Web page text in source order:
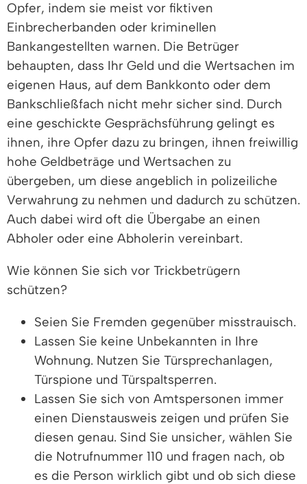
Opfer, indem sie meist vor fiktiven
Einbrecherbanden oder kriminellen
Bankangestellten warnen. Die Betrüger
behaupten, dass Ihr Geld und die Wertsachen im
eigenen Haus, auf dem Bankkonto oder dem
Bankschließfach nicht mehr sicher sind. Durch
eine geschickte Gesprächsführung gelingt es
ihnen, ihre Opfer dazu zu bringen, ihnen freiwillig
hohe Geldbeträge und Wertsachen zu
übergeben, um diese angeblich in polizeiliche
Verwahrung zu nehmen und dadurch zu schützen.
Auch dabei wird oft die Übergabe an einen
Abholer oder eine Abholerin vereinbart.
Wie können Sie sich vor Trickbetrügern
schützen?
Seien Sie Fremden gegenüber misstrauisch.
Lassen Sie keine Unbekannten in Ihre
Wohnung. Nutzen Sie Türsprechanlagen,
Türspione und Türspaltsperren.
Lassen Sie sich von Amtspersonen immer
einen Dienstausweis zeigen und prüfen Sie
diesen genau. Sind Sie unsicher, wählen Sie
die Notrufnummer 110 und fragen nach, ob
es die Person wirklich gibt und ob sich diese